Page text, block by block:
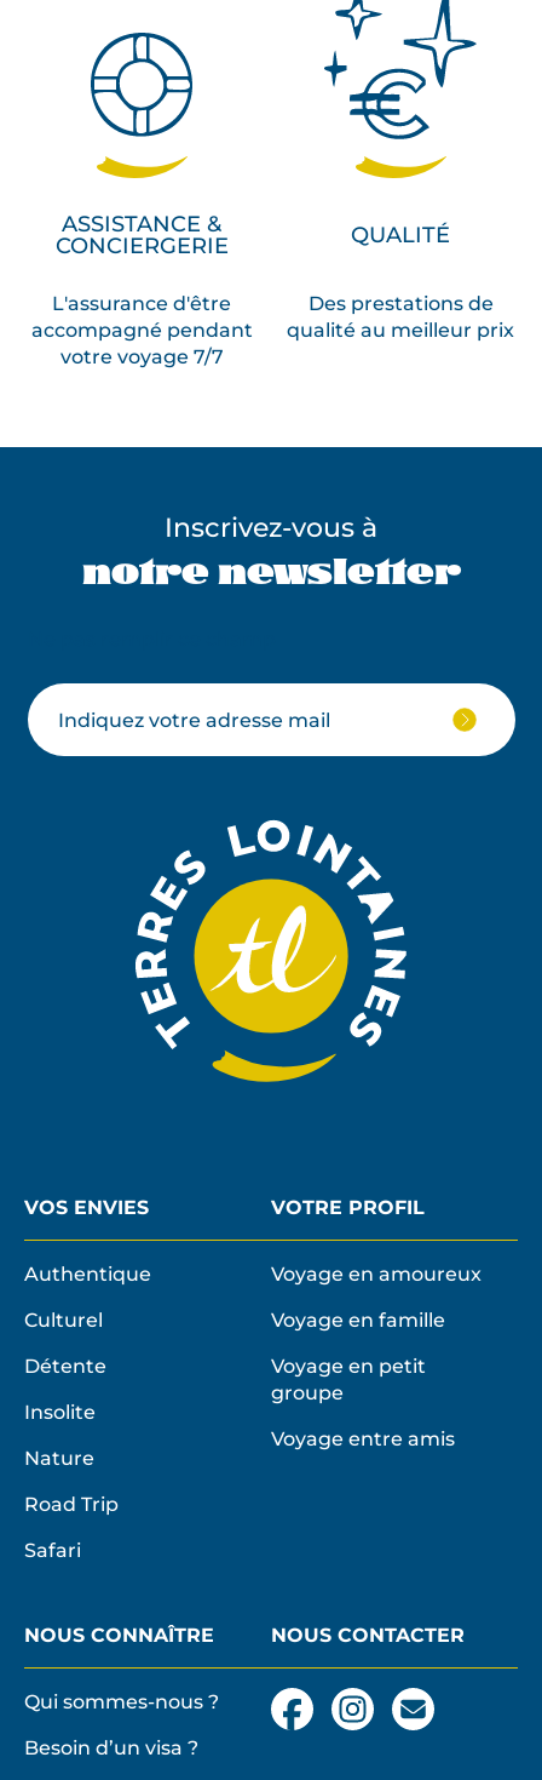
ASSISTANCE &
CONCIERGERIE
L'assurance d'être
accompagné pendant
votre voyage 7/7
QUALITÉ
Des prestations de
qualité au meilleur prix
Inscrivez-vous à
notre newsletter
Votre
email
JE
VOS ENVIES
Authentique
Culturel
Détente
Insolite
Nature
Road Trip
Safari
VOTRE PROFIL
Voyage en amoureux
Voyage en famille
Voyage en petit
groupe
Voyage entre amis
NOUS CONNAÎTRE
Qui sommes-nous ?
Besoin d’un visa ?
NOUS CONTACTER
FacebookInstagram
Nous
contacter